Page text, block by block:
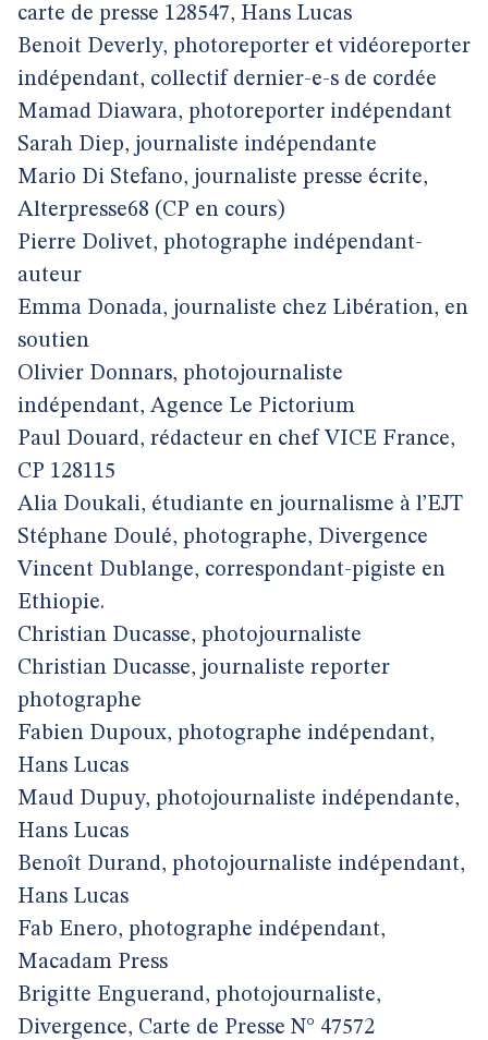
carte de presse 128547, Hans Lucas
Benoit Deverly, photoreporter et vidéoreporter
indépendant, collectif dernier-e-s de cordée
Mamad Diawara, photoreporter indépendant
Sarah Diep, journaliste indépendante
Mario Di Stefano, journaliste presse écrite,
Alterpresse68 (CP en cours)
Pierre Dolivet, photographe indépendant-
auteur
Emma Donada, journaliste chez Libération, en
soutien
Olivier Donnars, photojournaliste
indépendant, Agence Le Pictorium
Paul Douard, rédacteur en chef VICE France,
CP 128115
Alia Doukali, étudiante en journalisme à l’EJT
Stéphane Doulé, photographe, Divergence
Vincent Dublange, correspondant-pigiste en
Ethiopie.
Christian Ducasse, photojournaliste
Christian Ducasse, journaliste reporter
photographe
Fabien Dupoux, photographe indépendant,
Hans Lucas
Maud Dupuy, photojournaliste indépendante,
Hans Lucas
Benoît Durand, photojournaliste indépendant,
Hans Lucas
Fab Enero, photographe indépendant,
Macadam Press
Brigitte Enguerand, photojournaliste,
Divergence, Carte de Presse N° 47572